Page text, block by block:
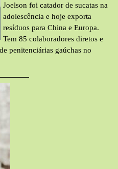
Joelson foi catador de sucatas na
adolescência e hoje exporta
resíduos para China e Europa.
Tem 85 colaboradores diretos e
penitenciárias gaúchas no